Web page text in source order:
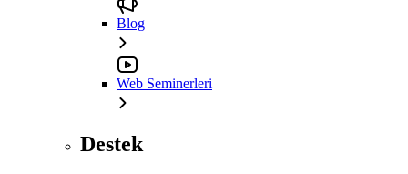
Blog
Web Seminerleri
Destek